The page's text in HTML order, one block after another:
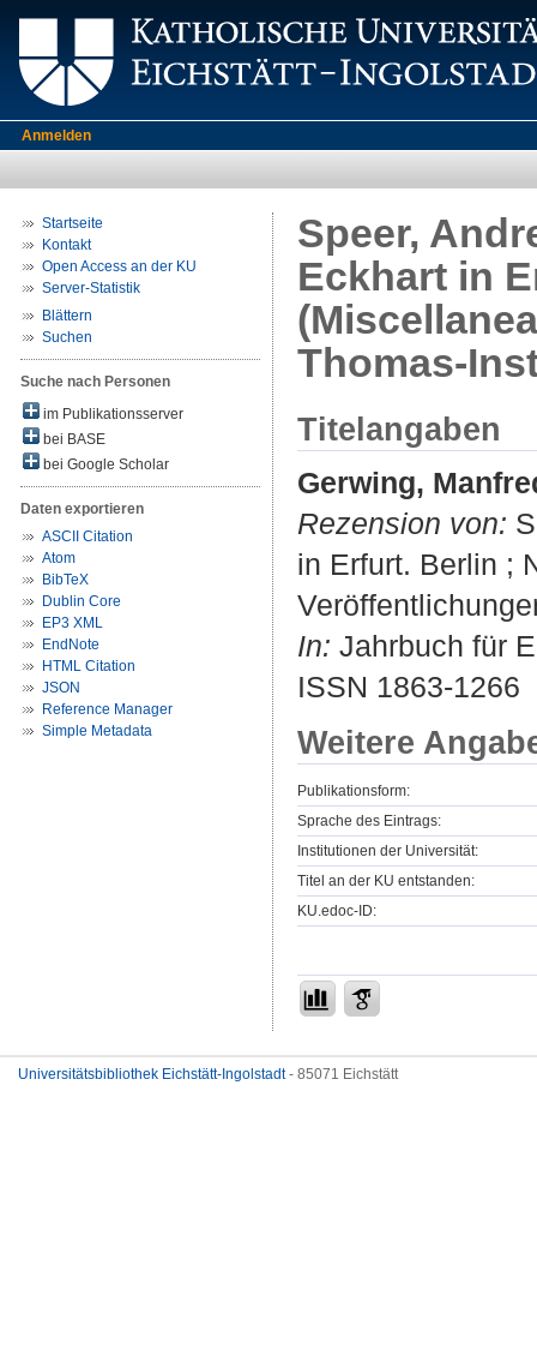
Anmelden
Startseite
Kontakt
Open Access an der KU
Server-Statistik
Blättern
Suchen
Suche nach Personen
im Publikationsserver
bei BASE
bei Google Scholar
Daten exportieren
ASCII Citation
Atom
BibTeX
Dublin Core
EP3 XML
EndNote
HTML Citation
JSON
Reference Manager
Simple Metadata
Speer,
Eckhart in
Thomas-
Titelangaben
Gerwing,
Rezension von:
in Erfurt. Berlin ;
In: Jahrbuch für
ISSN 1863-1266
Weitere
Publikationsform:
Sprache des Eintrags:
Institutionen der Universität:
Titel an der KU entstanden:
KU.edoc-ID:
Universitätsbibliothek Eichstätt-Ingolstadt- 85071 Eichstätt